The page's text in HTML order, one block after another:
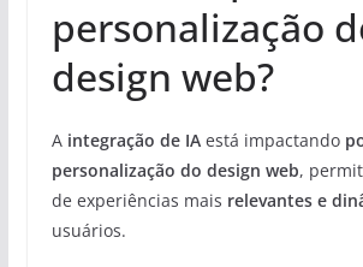
personalização
design web?
A integração de IAestá impactando
personalização do design web,
de experiências mais relevantes e
usuários.